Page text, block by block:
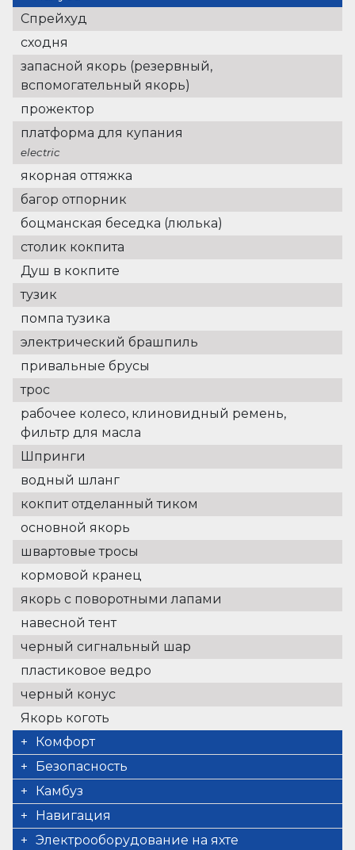
Спрейхуд
сходня
запасной якорь (резервный,
вспомогательный якорь)
прожектор
платформа для купания
electric
якорная оттяжка
багор отпорник
боцманская беседка (люлька)
столик кокпита
Душ в кокпите
тузик
помпа тузика
электрический брашпиль
привальные брусы
трос
рабочее колесо, клиновидный ремень,
фильтр для масла
Шпринги
водный шланг
кокпит отделанный тиком
основной якорь
швартовые тросы
кормовой кранец
якорь с поворотными лапами
навесной тент
черный сигнальный шар
пластиковое ведро
черный конус
Якорь коготь
Комфорт
подушки кокпита
Безопасность
аптечка первой медицинской помощи
проблесковый огонь
туманный горн
Камбуз
газовые балоны
горячая вода
Навигация
ручной переносной компас
Электрооборудование на яхте